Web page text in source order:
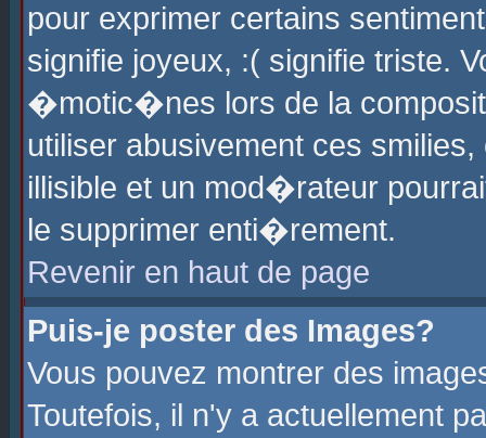
pour exprimer certains
signifie joyeux, :( signifie triste.
�motic�nes lors de la
utiliser abusivement ces
illisible et un mod�rateur
le supprimer enti�rement.
Revenir en haut de page
Puis-je poster des Images?
Vous pouvez montrer des
Toutefois, il n'y a actuellement